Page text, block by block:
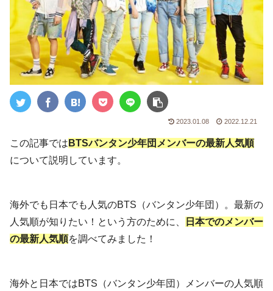
2023.01.08 2022.12.21
この記事では BTSバンタン少年団メンバーの最新人気順
について説明しています。
海外でも日本でも人気のBTS（バンタン少年団）。最新の
人気順が知りたい！という方のために、
日本でのメンバー
の最新人気順を調べてみました！
海外と日本ではBTS（バンタン少年団）メンバーの人気順